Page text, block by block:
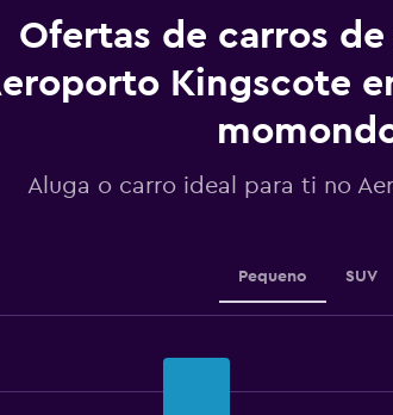
The
chart
1
values.
Range:
Ofertas de carros
Kingscote
Aluga o carro ideal para ti no
Pequeno SUV